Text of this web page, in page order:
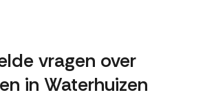
vragen over
in Waterhuizen